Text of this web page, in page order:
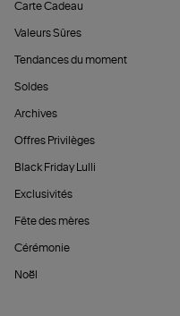
Carte Cadeau
Valeurs Sûres
Tendances du moment
Soldes
Archives
Offres Privilèges
Black Friday Lulli
Exclusivités
Fête des mères
Cérémonie
Noël